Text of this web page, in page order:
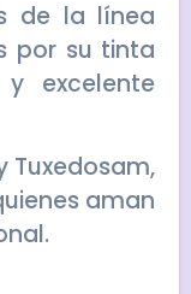
de la línea
por su tinta
excelente
Tuxedosam,
aman